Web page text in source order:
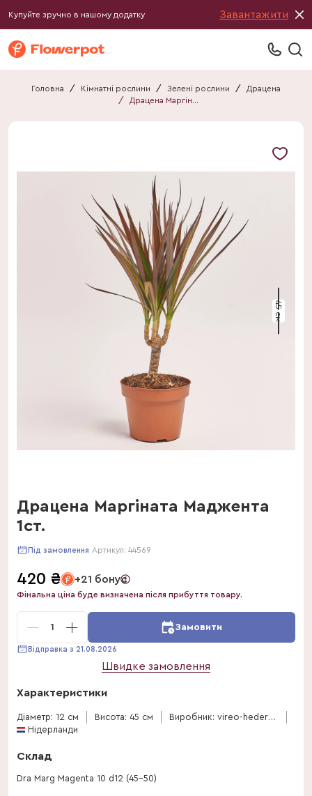
Купуйте зручно в нашому додатку Завантажити
Головна / Кімнатні рослини / Зелені рослини /
Драцена
/
Драцена Маргіната Маджента 1ст.
45 см
Драцена Маргіната Маджента
1ст.
Під замовлення Артикул: 44569
420 ₴ +21 бонус
Фінальна ціна буде визначена після прибуття товару.
1 Замовити
Відправка з 21.08.2026
Швидке замовлення
Характеристики
Діаметр: 12 см Висота: 45 см
Виробник: vireo-hedera-plant
Нідерланди
Склад
Dra Marg Magenta 10 d12 (45-50)